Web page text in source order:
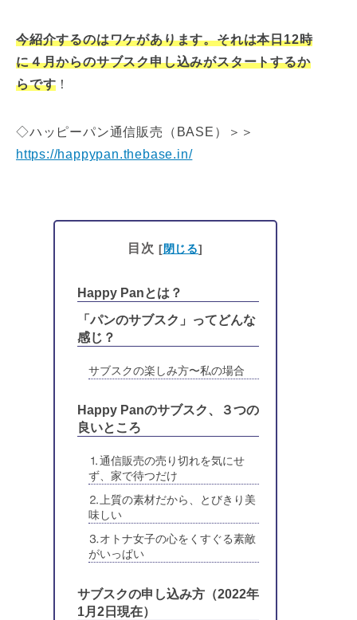
今紹介するのはワケがあります。それは本日12時
に４月からのサブスク申し込みがスタートするか
らです ！
◇ハッピーパン通信販売（BASE）＞＞
https://happypan.thebase.in/
目次 [ 閉じる]
Happy Panとは？
「パンのサブスク」ってどんな
感じ？
サブスクの楽しみ方〜私の場合
Happy Panのサブスク、３つの
良いところ
⒈通信販売の売り切れを気にせ
ず、家で待つだけ
⒉上質の素材だから、とびきり美
味しい
⒊オトナ女子の心をくすぐる素敵
がいっぱい
サブスクの申し込み方（2022年
1月2日現在）